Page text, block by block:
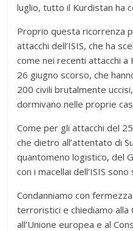
luglio, tutto il Kurdistan ha
Proprio questa ricorrenza
attacchi dell’ISIS, che ha
come nei recenti attacchi
26 giugno scorso, che
200 civili brutalmente
dormivano nelle proprie
Come per gli attacchi del
che dietro all’attentato di
quantomeno logistico, del
con i macellai dell’ISIS
Condanniamo con
terroristici e chiediamo alla
all’Unione europea e al